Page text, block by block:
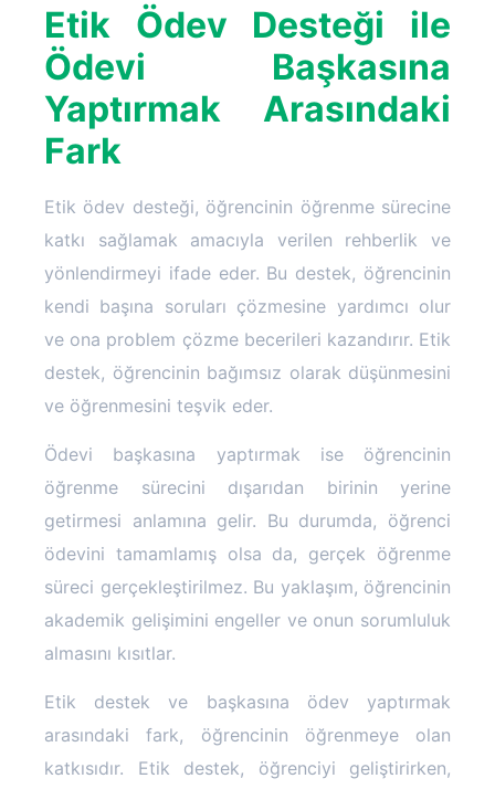
Etik Ödev Desteği ile
Ödevi Başkasına
Yaptırmak Arasındaki
Fark
Etik ödev desteği, öğrencinin öğrenme sürecine
katkı sağlamak amacıyla verilen rehberlik ve
yönlendirmeyi ifade eder. Bu destek, öğrencinin
kendi başına soruları çözmesine yardımcı olur
ve ona problem çözme becerileri kazandırır. Etik
destek, öğrencinin bağımsız olarak düşünmesini
ve öğrenmesini teşvik eder.
Ödevi başkasına yaptırmak ise öğrencinin
öğrenme sürecini dışarıdan birinin yerine
getirmesi anlamına gelir. Bu durumda, öğrenci
ödevini tamamlamış olsa da, gerçek öğrenme
süreci gerçekleştirilmez. Bu yaklaşım, öğrencinin
akademik gelişimini engeller ve onun sorumluluk
almasını kısıtlar.
Etik destek ve başkasına ödev yaptırmak
arasındaki fark, öğrencinin öğrenmeye olan
katkısıdır. Etik destek, öğrenciyi geliştirirken,